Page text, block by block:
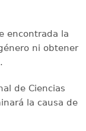
encontrada la
ni obtener
.
de Ciencias
la causa de